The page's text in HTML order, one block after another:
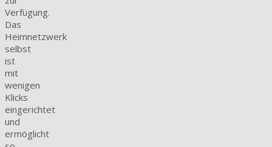
Verfügung.
Das
Heimnetzwerk
selbst
ist
mit
wenigen
Klicks
eingerichtet
und
ermöglicht